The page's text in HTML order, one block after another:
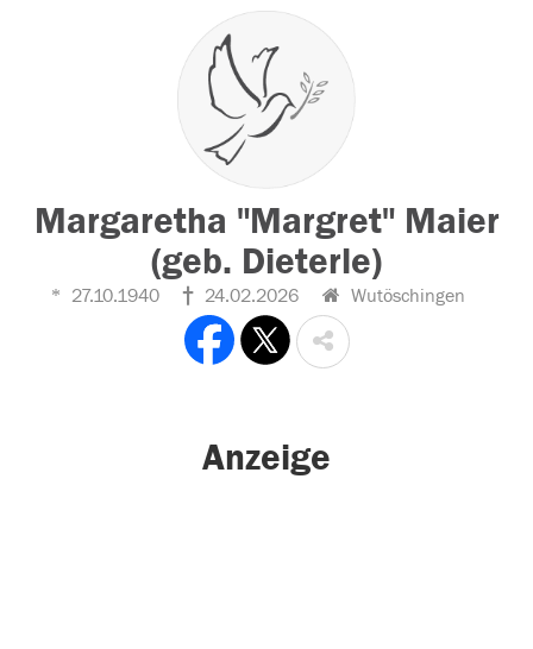
Margaretha "Margret" Maier
(geb. Dieterle)
27.10.1940 24.02.2026 Wutöschingen
Anzeige